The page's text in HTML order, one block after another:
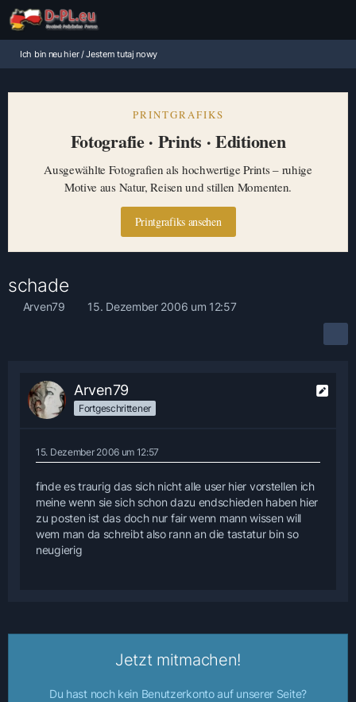
Ich bin neu hier / Jestem tutaj nowy
PRINTGRAFIKS
Fotografie · Prints · Editionen
Ausgewählte Fotografien als hochwertige Prints – ruhige
Motive aus Natur, Reisen und stillen Momenten.
Printgrafiks ansehen
schade
Arven79 15. Dezember 2006 um 12:57
Arven79
Fortgeschrittener
15. Dezember 2006 um 12:57
finde es traurig das sich nicht alle user hier vorstellen ich
meine wenn sie sich schon dazu endschieden haben hier
zu posten ist das doch nur fair wenn mann wissen will
wem man da schreibt also rann an die tastatur bin so
neugierig
Jetzt mitmachen!
Du hast noch kein Benutzerkonto auf unserer Seite?